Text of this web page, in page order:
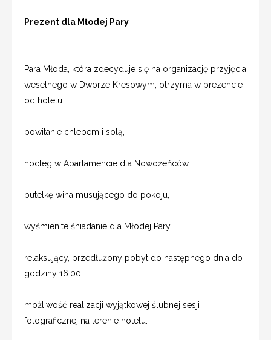
Prezent dla Młodej Pary
Para Młoda, która zdecyduje się na organizację przyjęcia
weselnego w Dworze Kresowym, otrzyma w prezencie
od hotelu:
powitanie chlebem i solą,
nocleg w Apartamencie dla Nowożeńców,
butelkę wina musującego do pokoju,
wyśmienite śniadanie dla Młodej Pary,
relaksujący, przedłużony pobyt do następnego dnia do
godziny 16:00,
możliwość realizacji wyjątkowej ślubnej sesji
fotograficznej na terenie hotelu.